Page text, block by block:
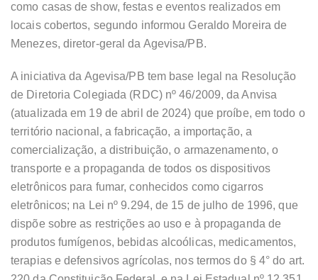
como casas de show, festas e eventos realizados em
locais cobertos, segundo informou Geraldo Moreira de
Menezes, diretor-geral da Agevisa/PB.
A iniciativa da Agevisa/PB tem base legal na Resolução
de Diretoria Colegiada (RDC) nº 46/2009, da Anvisa
(atualizada em 19 de abril de 2024) que proíbe, em todo o
território nacional, a fabricação, a importação, a
comercialização, a distribuição, o armazenamento, o
transporte e a propaganda de todos os dispositivos
eletrônicos para fumar, conhecidos como cigarros
eletrônicos; na Lei nº 9.294, de 15 de julho de 1996, que
dispõe sobre as restrições ao uso e à propaganda de
produtos fumígenos, bebidas alcoólicas, medicamentos,
terapias e defensivos agrícolas, nos termos do § 4° do art.